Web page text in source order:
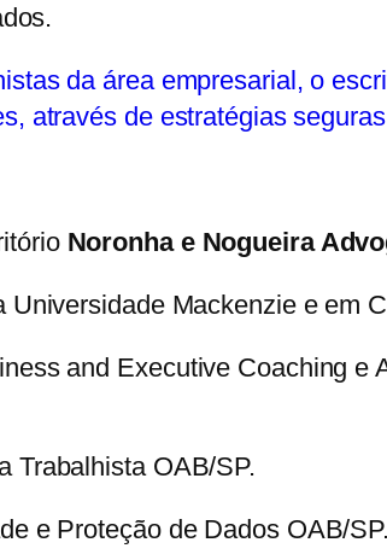
da área empresarial, o
através de estratégias
Noronha e Nogueira
Mackenzie e em
and Executive Coaching
Trabalhista OAB/SP.
e Proteção de Dados OAB/SP.